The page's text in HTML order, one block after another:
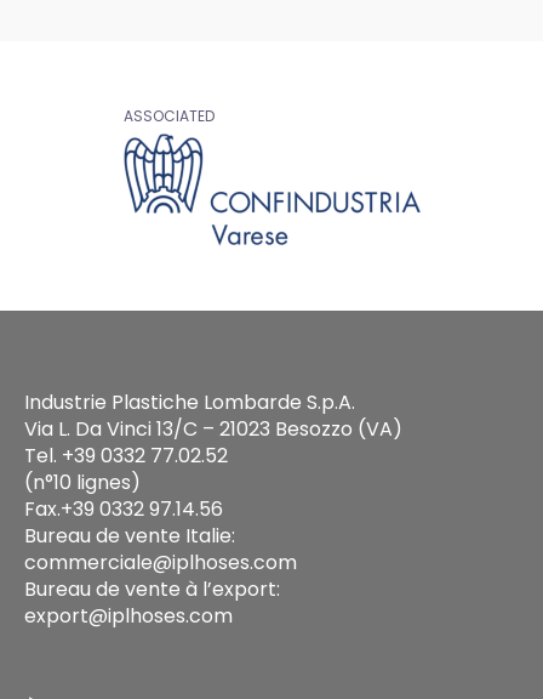
ASSOCIATED
Industrie Plastiche Lombarde S.p.A.
Via L. Da Vinci 13/C – 21023 Besozzo (VA)
Tel. +39 0332 77.02.52
(n°10 lignes)
Fax.+39 0332 97.14.56
Bureau de vente Italie:
commerciale@iplhoses.com
Bureau de vente à l’export:
export@iplhoses.com